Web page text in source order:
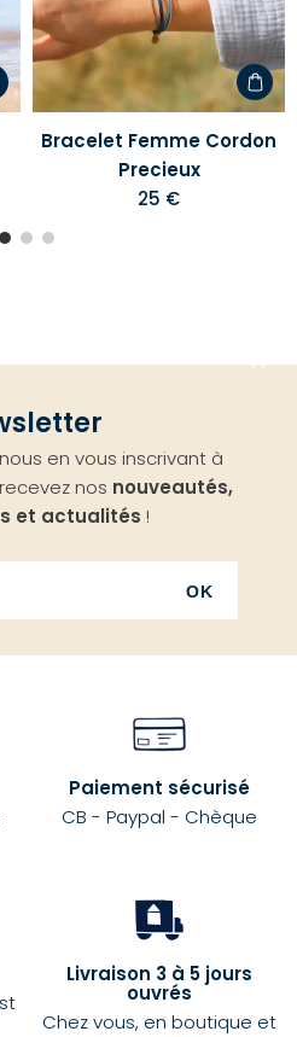
liste
Bracelet Femme Cordon
Precieux
25 €
en vous inscrivant à
nos nouveautés,
et actualités !
OK
Paiement sécurisé
CB - Paypal - Chèque
Livraison 3 à 5 jours
ouvrés
Chez vous, en boutique et